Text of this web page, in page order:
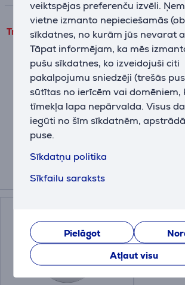
veiktspējas preferenču izvēli.
vietne izmanto nepieciešamās
sīkdatnes, no kurām jūs nevarat
Tāpat informējam, ka mēs
pušu sīkdatnes, ko izveidojuši citi
pakalpojumu sniedzēji (trešās
sūtītas no ierīcēm vai domēniem,
tīmekļa lapa nepārvalda. Visus
iegūti no šīm sīkdatnēm,
puse.
Sīkdatņu politika
Sīkfailu saraksts
Pielāgot
Atļaut visu
Trešo pušu produkta informāciju var
piekrītat mūsu veiktspējas
noteikumiem.
Pielāgot
Papildus aksesuāri